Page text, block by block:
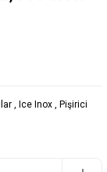
Ice Inox
Pişirici